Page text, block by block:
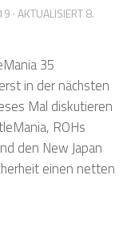
· AKTUALISIERT8.
35
in der nächsten
Mal diskutieren
ROHs
den New Japan
einen netten